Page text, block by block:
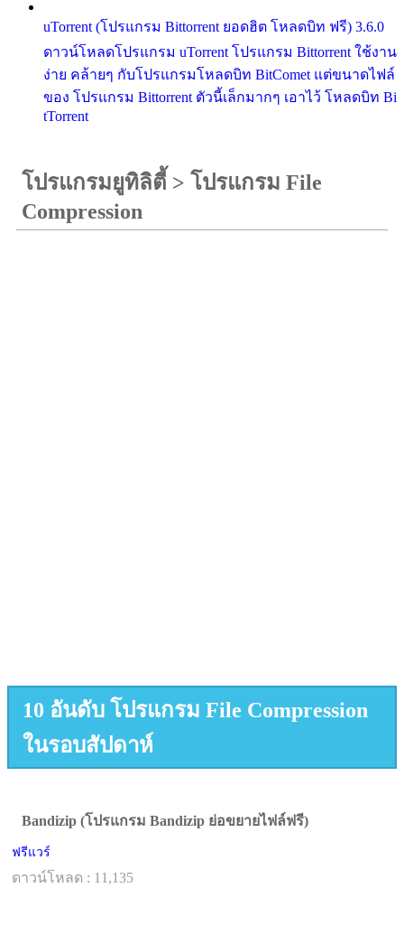
uTorrent (โปรแกรม Bittorrent ยอดฮิต โหลดบิท ฟรี) 3.6.0
ดาวน์โหลดโปรแกรม uTorrent โปรแกรม Bittorrent ใช้งาน
ง่าย คล้ายๆ กับโปรแกรมโหลดบิท BitComet แต่ขนาดไฟล์
ของ โปรแกรม Bittorrent ตัวนี้เล็กมากๆ เอาไว้ โหลดบิท Bi
tTorrent
โปรแกรมยูทิลิตี้ > โปรแกรม File
Compression
10 อันดับ โปรแกรม File Compression
ในรอบสัปดาห์
Bandizip (โปรแกรม Bandizip ย่อขยายไฟล์ฟรี)
ฟรีแวร์
ดาวน์โหลด : 11,135